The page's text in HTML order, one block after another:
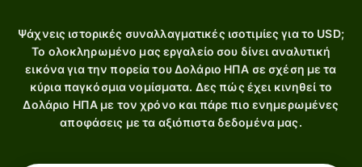
Ψάχνεις ιστορικές συναλλαγματικές ισοτιμίες για το USD;
Το ολοκληρωμένο μας εργαλείο σου δίνει αναλυτική
εικόνα για την πορεία του Δολάριο ΗΠΑ σε σχέση με τα
κύρια παγκόσμια νομίσματα. Δες πώς έχει κινηθεί το
Δολάριο ΗΠΑ με τον χρόνο και πάρε πιο ενημερωμένες
αποφάσεις με τα αξιόπιστα δεδομένα μας.